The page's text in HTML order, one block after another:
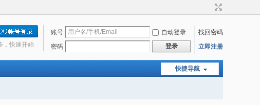
账号 自动登录
找回密码
密码
登录 立即注册
，快速开始
快捷导航